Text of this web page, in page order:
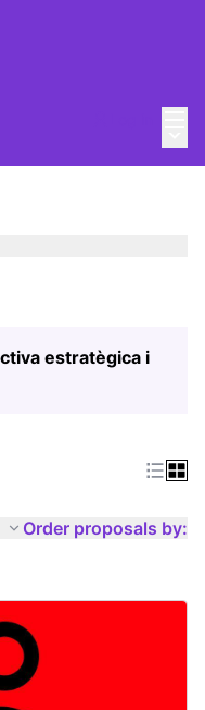
estratègica i
Order proposals by: